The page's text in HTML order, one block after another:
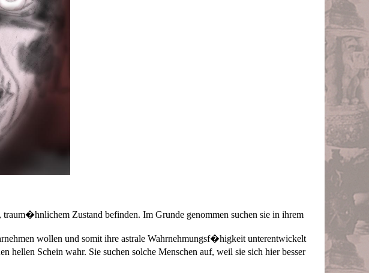
Zustand befinden. Im Grunde genommen suchen sie in ihrem
wollen und somit ihre astrale Wahrnehmungsf�higkeit unterentwickelt
hellen Schein wahr. Sie suchen solche Menschen auf, weil sie sich hier besser